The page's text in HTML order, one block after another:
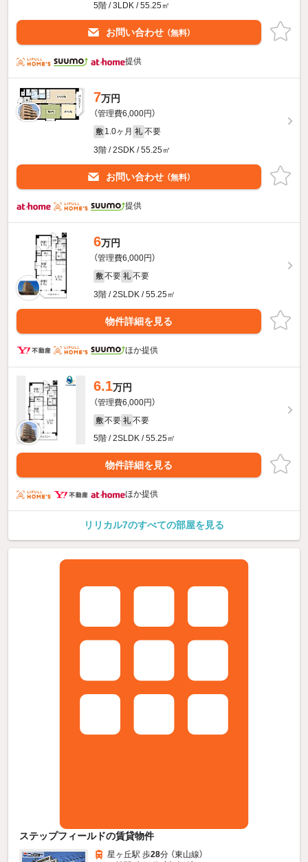
5階 / 3LDK / 55.25㎡
お問い合わせ （無料）
提供
7万円
（管理費6,000円）
敷 1.0ヶ月 礼 不要
3階 / 2SDK / 55.25㎡
お問い合わせ （無料）
提供
6万円
（管理費6,000円）
敷 不要 礼 不要
3階 / 2SLDK / 55.25㎡
物件詳細を見る
ほか提供
6.1万円
（管理費6,000円）
敷 不要 礼 不要
5階 / 2SLDK / 55.25㎡
物件詳細を見る
ほか提供
リリカル7のすべての部屋を見る
ステップフィールドの賃貸物件
星ヶ丘駅 歩28分 （東山線）